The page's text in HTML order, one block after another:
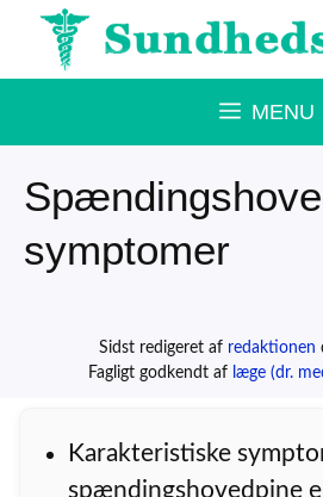
Hop
MENU
symptomer
Sidst redigeret af redaktionen
Fagligt godkendt af læge (dr.
Karakteristiske
spændingshovedpine